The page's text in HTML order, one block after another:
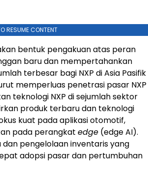
RESUME CONTENT
bentuk pengakuan atas peran
baru dan mempertahankan
terbesar bagi NXP di Asia Pasifik
memperluas penetrasi pasar NXP
teknologi NXP di sejumlah sektor
produk terbaru dan teknologi
kuat pada aplikasi otomotif,
pada perangkat edge (edge AI).
pengelolaan inventaris yang
adopsi pasar dan pertumbuhan